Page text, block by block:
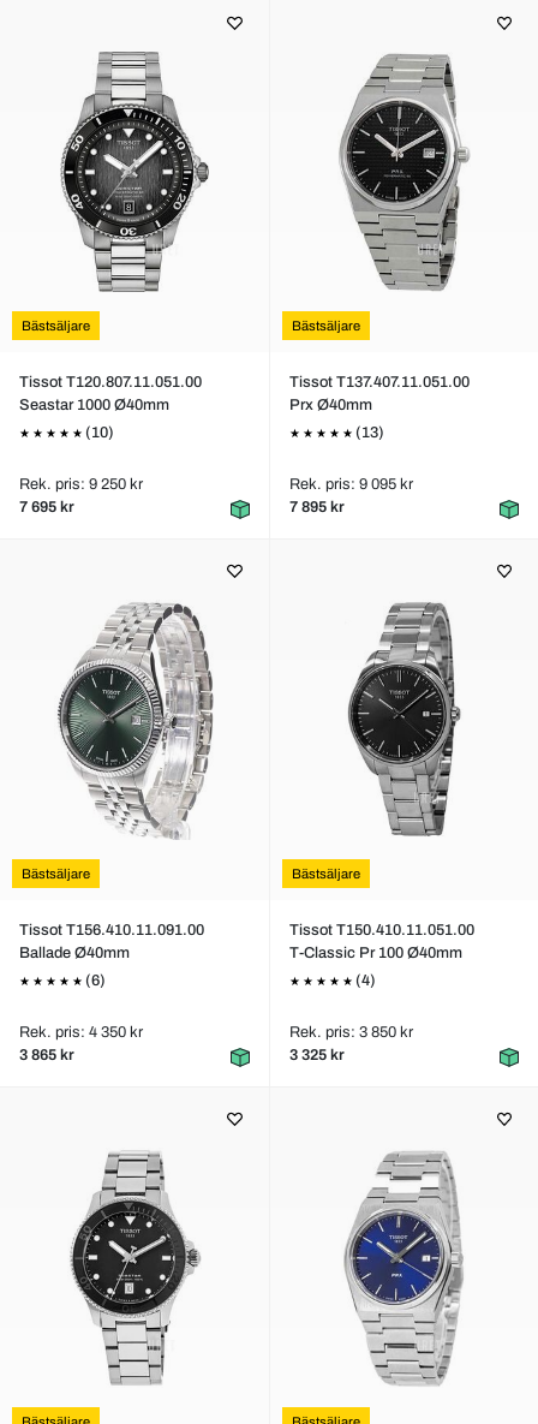
Bästsäljare
Tissot T120.807.11.051.00
Seastar 1000 Ø40mm
(10)
Rek. pris: 9 250 kr
7 695 kr
Bästsäljare
Tissot T137.407.11.051.00
Prx Ø40mm
(13)
Rek. pris: 9 095 kr
7 895 kr
Bästsäljare
Tissot T156.410.11.091.00
Ballade Ø40mm
(6)
Rek. pris: 4 350 kr
3 865 kr
Bästsäljare
Tissot T150.410.11.051.00
T-Classic Pr 100 Ø40mm
(4)
Rek. pris: 3 850 kr
3 325 kr